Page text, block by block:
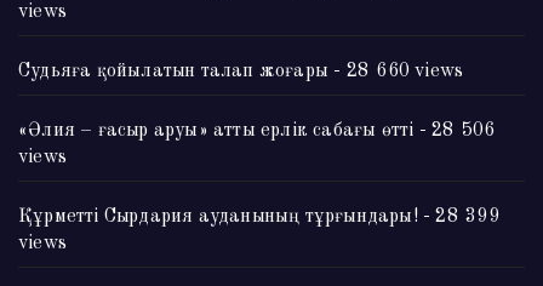
views
Судьяға қойылатын талап жоғары - 28 660 views
«Әлия – ғасыр аруы» атты ерлік сабағы өтті - 28 506
views
Құрметті Сырдария ауданының тұрғындары!- 28 399
views